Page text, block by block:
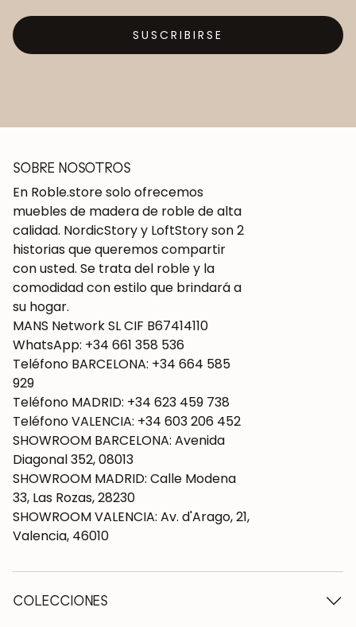
SUSCRIBIRSE
SOBRE NOSOTROS
En Roble.store solo ofrecemos
muebles de madera de roble de alta
calidad. NordicStory y LoftStory son 2
historias que queremos compartir
con usted. Se trata del roble y la
comodidad con estilo que brindará a
su hogar.
MANS Network SL CIF B67414110
WhatsApp: +34 661 358 536
Teléfono BARCELONA: +34 664 585
929
Teléfono MADRID: +34 623 459 738
Teléfono VALENCIA: +34 603 206 452
SHOWROOM BARCELONA: Avenida
Diagonal 352, 08013
SHOWROOM MADRID: Calle Modena
33, Las Rozas, 28230
SHOWROOM VALENCIA: Av. d'Arago, 21,
Valencia, 46010
COLECCIONES